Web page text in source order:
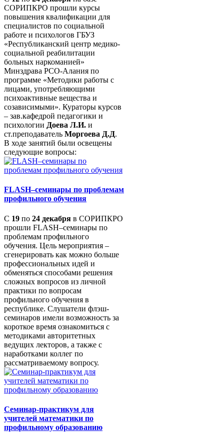
СОРИПКРО прошли курсы
повышения квалификации для
специалистов по социальной
работе и психологов ГБУЗ
«Республиканский центр медико-
социальной реабилитации
больных наркоманией»
Минздрава РСО-Алания по
программе «Методики работы с
лицами, употребляющими
психоактивные вещества и
созависимыми». Кураторы курсов
– зав.кафедрой педагогики и
психологии Доева Л.И. и
ст.преподаватель Моргоева Д.Д.
В ходе занятий были освещены
следующие вопросы:
FLASH–семинары по проблемам
профильного обучения
С 19 по 24 декабря в СОРИПКРО
прошли FLASH–семинары по
проблемам профильного
обучения. Цель мероприятия –
сгенерировать как можно больше
профессиональных идей и
обменяться способами решения
сложных вопросов из личной
практики по вопросам
профильного обучения в
республике. Слушатели флэш-
семинаров имели возможность за
короткое время ознакомиться с
методиками авторитетных
ведущих лекторов, а также с
наработками коллег по
рассматриваемому вопросу.
Семинар-практикум для
учителей математики по
профильному образованию